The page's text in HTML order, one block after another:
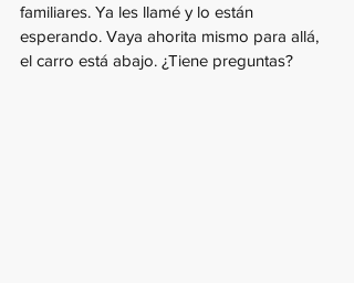
familiares. Ya les llamé y lo están
esperando. Vaya ahorita mismo para allá,
el carro está abajo. ¿Tiene preguntas?